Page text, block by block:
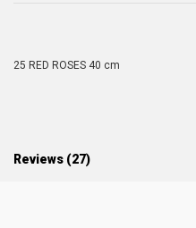
25 RED ROSES 40 cm
Reviews (27)